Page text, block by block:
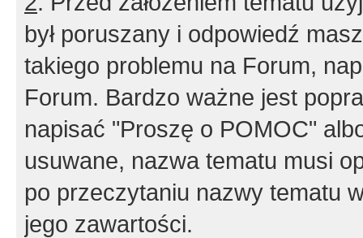
był poruszany i odpowiedź
takiego problemu na Forum,
Forum. Bardzo ważne jest
napisać "Proszę o POMOC"
usuwane, nazwa tematu musi
po przeczytaniu nazwy tematu
jego zawartości.